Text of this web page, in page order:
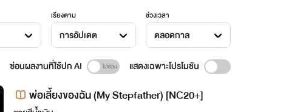
เรียงตาม
การอัปเดต
ช่วงเวลา
ตลอดกาล
ซ่อนผลงานที่ใช้ปก AI แสดงเฉพาะโปรโมชัน
พ่อเลี้ยงของฉัน (My Stepfather) [NC20+]